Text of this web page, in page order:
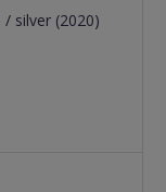
silver (2020)